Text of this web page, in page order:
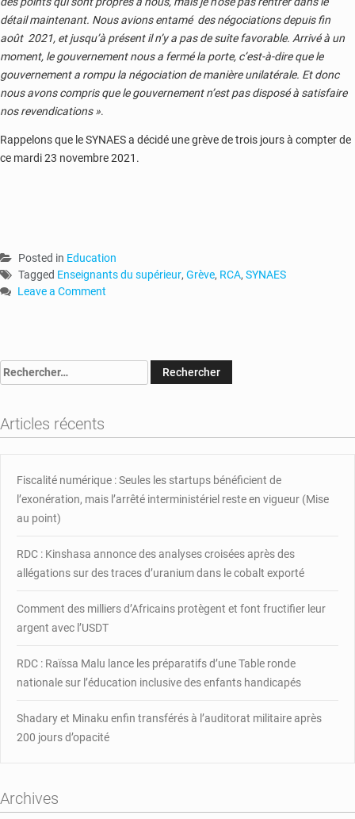
détail maintenant. Nous avions entamé des négociations depuis fin
août 2021, et jusqu’à présent il n’y a pas de suite favorable. Arrivé à un
moment, le gouvernement nous a fermé la porte, c’est-à-dire que le
gouvernement a rompu la négociation de manière unilatérale. Et donc
nous avons compris que le gouvernement n’est pas disposé à satisfaire
nos revendications ».
Rappelons que le SYNAES a décidé une grève de trois jours à compter de
ce mardi 23 novembre 2021.
Posted in Education
Tagged Enseignants du supérieur, Grève, RCA, SYNAES
Leave a Comment
enseignants
en
grève
Rechercher :
Articles récents
Fiscalité numérique : Seules les startups bénéficient de
l’exonération, mais l’arrêté interministériel reste en vigueur (Mise
au point)
RDC : Kinshasa annonce des analyses croisées après des
allégations sur des traces d’uranium dans le cobalt exporté
Comment des milliers d’Africains protègent et font fructifier leur
argent avec l’USDT
RDC : Raïssa Malu lance les préparatifs d’une Table ronde
nationale sur l’éducation inclusive des enfants handicapés
Shadary et Minaku enfin transférés à l’auditorat militaire après
200 jours d’opacité
Archives